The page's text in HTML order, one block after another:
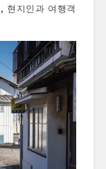
현지인과 여행객